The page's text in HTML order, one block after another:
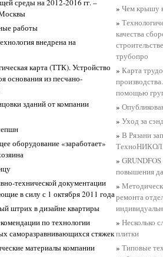
среды на 2012-2016 гг. –
работы
внедрена на
карта (ТТК). Устройство
основания из песчано-
зданий от компании
оборудование «заработает»
технической документации
в силу с 1 октября 2011 года
штрих в дизайне квартиры
по технологии
саморазравнивающихся стяжек
материалы компании
»Чем крышу
»
качества
трубопро
»Карта
помощью
»
»Уход за
»В Рязани
»
повышения
»
ремонта
»Несколько
плитки
»Типовые